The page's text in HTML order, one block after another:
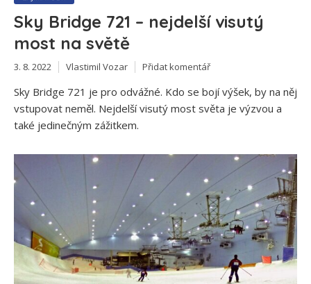
Sky Bridge 721 – nejdelší visutý
most na světě
3. 8. 2022 Vlastimil Vozar Přidat komentář
Sky Bridge 721 je pro odvážné. Kdo se bojí výšek, by na něj
vstupovat neměl. Nejdelší visutý most světa je výzvou a
také jedinečným zážitkem.